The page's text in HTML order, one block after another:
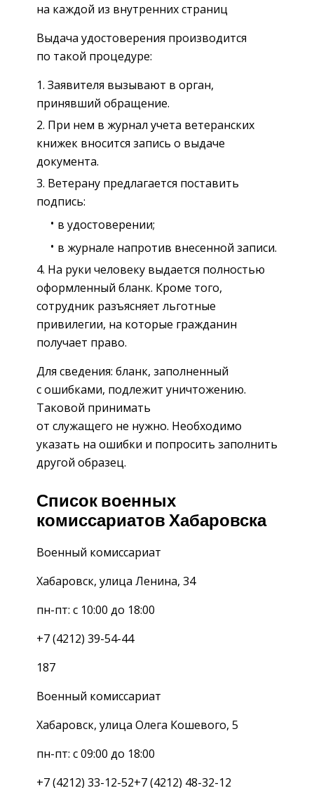
на каждой из внутренних страниц
Выдача удостоверения производится
по такой процедуре:
Заявителя вызывают в орган,
принявший обращение.
При нем в журнал учета ветеранских
книжек вносится запись о выдаче
документа.
Ветерану предлагается поставить
подпись:
в удостоверении;
в журнале напротив внесенной записи.
На руки человеку выдается полностью
оформленный бланк. Кроме того,
сотрудник разъясняет льготные
привилегии, на которые гражданин
получает право.
Для сведения: бланк, заполненный
с ошибками, подлежит уничтожению.
Таковой принимать
от служащего не нужно. Необходимо
указать на ошибки и попросить заполнить
другой образец.
Список военных
комиссариатов Хабаровска
Военный комиссариат
Хабаровск, улица Ленина, 34
пн-пт: с 10:00 до 18:00
+7 (4212) 39-54-44
187
Военный комиссариат
Хабаровск, улица Олега Кошевого, 5
пн-пт: с 09:00 до 18:00
+7 (4212) 33-12-52+7 (4212) 48-32-12